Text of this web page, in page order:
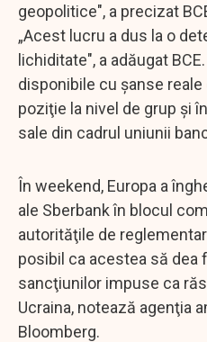
geopolitice", a precizat
„Acest lucru a dus la o
lichiditate", a adăugat
disponibile cu şanse
poziţie la nivel de grup şi
sale din cadrul uniunii
În weekend, Europa a
ale Sberbank în blocul
autorităţile de
posibil ca acestea să dea
sancţiunilor impuse ca
Ucraina, notează agenţia
Bloomberg.